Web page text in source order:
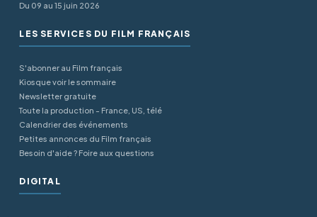
Du 09 au 15 juin 2026
LES SERVICES DU FILM FRANÇAIS
S'abonner au Film français
Kiosque voir le sommaire
Newsletter gratuite
Toute la production - France, US, télé
Calendrier des événements
Petites annonces du Film français
Besoin d'aide ? Foire aux questions
DIGITAL